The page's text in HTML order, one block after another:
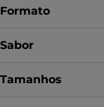
Formato
Sabor
Tamanhos